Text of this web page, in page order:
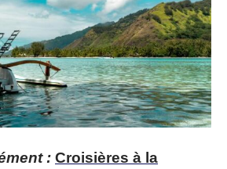
: Croisières à la